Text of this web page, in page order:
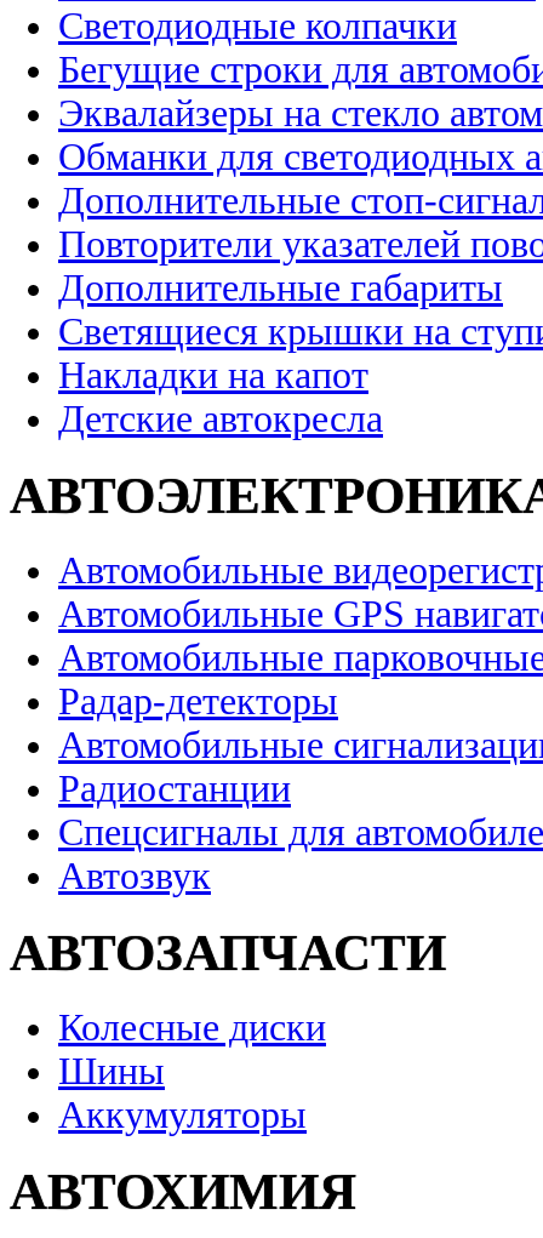
Светодиодные колпачки
Бегущие строки для
Эквалайзеры на стекло
Обманки для светодиодных
Дополнительные стоп-
Повторители указателей
Дополнительные габариты
Светящиеся крышки на
Накладки на капот
Детские автокресла
Автомобильные
Автомобильные GPS
Автомобильные
Радар-детекторы
Автомобильные
Радиостанции
Спецсигналы для
Автозвук
АВТОЗАПЧАСТИ
Колесные диски
Шины
Аккумуляторы
АВТОХИМИЯ